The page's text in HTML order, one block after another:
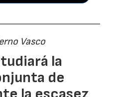
Vasco
la
de